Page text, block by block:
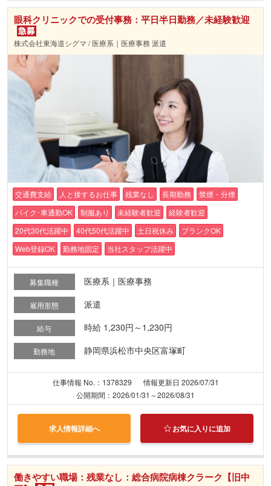
眼科クリニックでの受付事務：平日半日勤務／未経験歓迎
株式会社東海道シグマ / 医療系｜医療事務 派遣
交通費支給 人と接するお仕事 残業なし 長期勤務
禁煙・分煙
バイク･車通勤OK
制服あり 未経験者歓迎
経験者歓迎
20代30代活躍中
40代50代活躍中 土日祝休み
ブランクOK
Web登録OK
勤務地固定 当社スタッフ活躍中
募集職種 医療系｜医療事務
雇用形態 派遣
給与 時給 1,230円～1,230円
勤務地 静岡県浜松市中央区富塚町
仕事情報 No.：1378329
情報更新日 2026/07/31
公開期間：2026/01/31～2026/08/31
求人情報詳細へ お気に入りに追加
働きやすい職場：残業なし：総合病院病棟クラーク【旧中